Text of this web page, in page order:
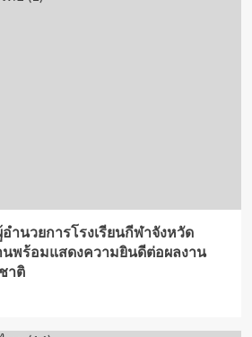
ำนวยการโรงเรียนกีฬาจังหวัด
พร้อมแสดงความยินดีต่อผลงาน
าติ